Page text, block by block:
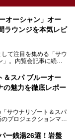
オーシャン」オー
ラウンジを本気レビ
て注目を集める「サウ
」。内覧会記事に続
ちろん、リラックスス
ク。新横浜エリアで日
やスポーツ観戦遠征組
＆スパ ブルーオー
の魅力を徹底レポー
サウナリゾート＆スパ
プロジェクションマッ
できます。
ー銭湯26選！岩盤